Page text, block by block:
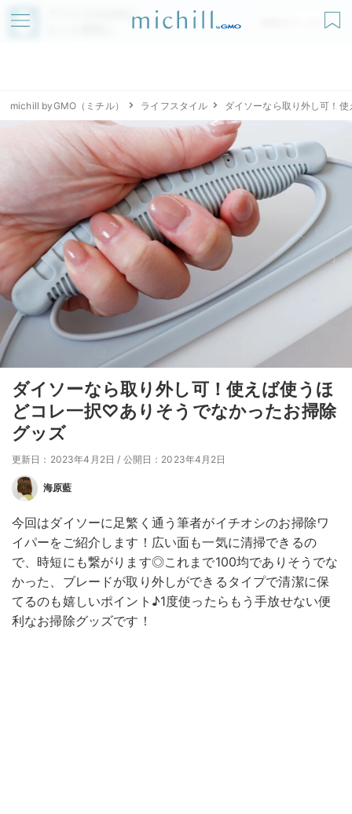
アプリでmichillが
無料ダウンロード
michill byGMO（ミチル） ライフスタイル ダイソーなら取り外し可！
ダイソーなら取り外し可！使えば使うほ
どコレ一択♡ありそうでなかったお掃除
グッズ
更新日：2023年4月2日 / 公開日：2023年4月2日
海原藍
今回はダイソーに足繁く通う筆者がイチオシのお掃除ワ
イパーをご紹介します！広い面も一気に清掃できるの
で、時短にも繋がります◎これまで100均でありそうでな
かった、ブレードが取り外しができるタイプで清潔に保
てるのも嬉しいポイント♪1度使ったらもう手放せない便
利なお掃除グッズです！